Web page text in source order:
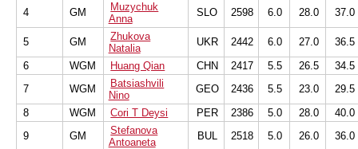
4 GM
Muzychuk
Anna
SLO 2598 6.0 28.0 37.0
5 GM
Zhukova
Natalia
UKR 2442 6.0 27.0
36.5
6
WGM Huang Qian CHN 2417 5.5 26.5
34.5
7
WGM
Batsiashvili
Nino
GEO 2436 5.5 23.0
29.5
8
WGM Cori T Deysi PER 2386 5.0 28.0
40.0
9
GM
Stefanova
Antoaneta
BUL 2518 5.0 26.0
36.0